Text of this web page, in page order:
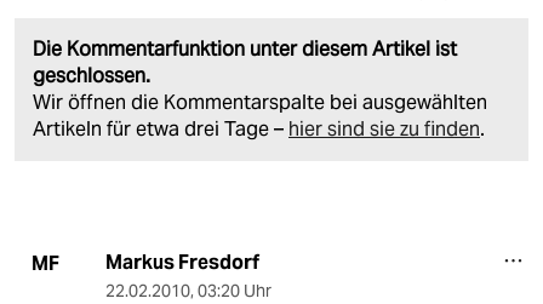
Die Kommentarfunktion unter diesem Artikel ist
geschlossen.
Wir öffnen die Kommentarspalte bei ausgewählten
Artikeln für etwa drei Tage – hier sind sie zu finden.
MF Markus Fresdorf
22.02.2010, 03:20 Uhr